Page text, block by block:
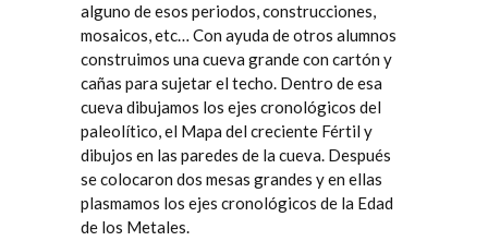
alguno de esos periodos, construcciones,
mosaicos, etc… Con ayuda de otros alumnos
construimos una cueva grande con cartón y
cañas para sujetar el techo. Dentro de esa
cueva dibujamos los ejes cronológicos del
paleolítico, el Mapa del creciente Fértil y
dibujos en las paredes de la cueva. Después
se colocaron dos mesas grandes y en ellas
plasmamos los ejes cronológicos de la Edad
de los Metales.